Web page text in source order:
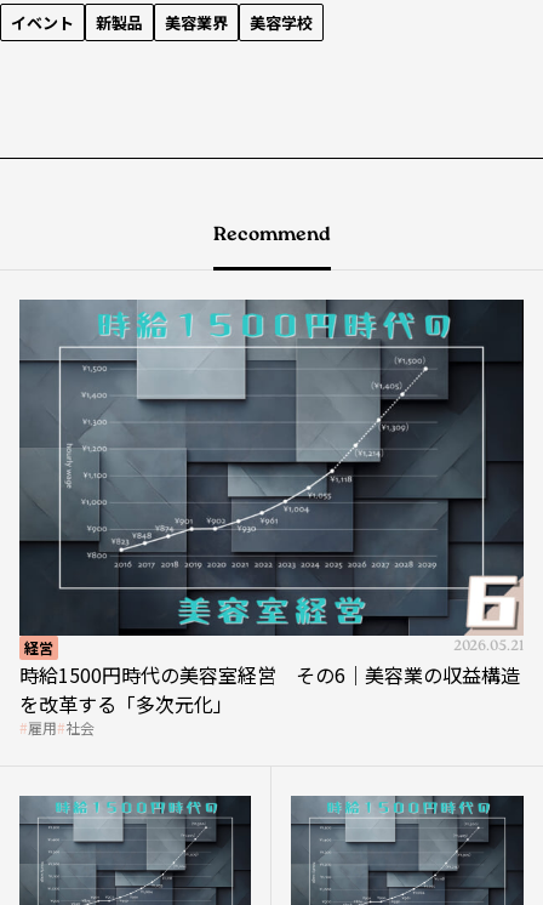
イベント 新製品 美容業界 美容学校
Recommend
経営 2026.05.21
時給1500円時代の美容室経営 その6｜美容業の収益構造
を改革する「多次元化」
雇用 社会